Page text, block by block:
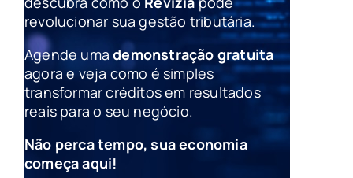
revolucionar sua gestão tributária.
Agende umademonstração gratuita
agora e veja como é simples
transformar créditos em resultados
reais para o seu negócio.
Não perca tempo, sua economia
começa aqui!